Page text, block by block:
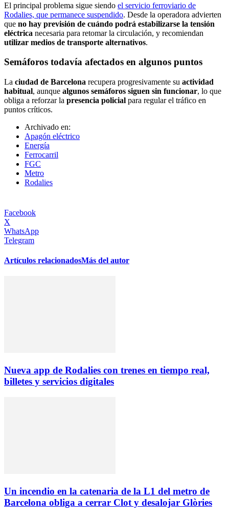
El principal problema sigue siendo el servicio ferroviario de
Rodalies, que permanece suspendido. Desde la operadora advierten
que no hay previsión de cuándo podrá estabilizarse la tensión
eléctrica necesaria para retomar la circulación, y recomiendan
utilizar medios de transporte alternativos.
Semáforos todavía afectados en algunos puntos
La ciudad de Barcelona recupera progresivamente su actividad
habitual, aunque algunos semáforos siguen sin funcionar, lo que
obliga a reforzar la presencia policial para regular el tráfico en
puntos críticos.
Archivado en:
Apagón eléctrico
Energía
Ferrocarril
FGC
Metro
Rodalies
Facebook
X
WhatsApp
Telegram
Artículos relacionadosMás del autor
Nueva app de Rodalies con trenes en tiempo real,
billetes y servicios digitales
Un incendio en la catenaria de la L1 del metro de
Barcelona obliga a cerrar Clot y desalojar Glòries